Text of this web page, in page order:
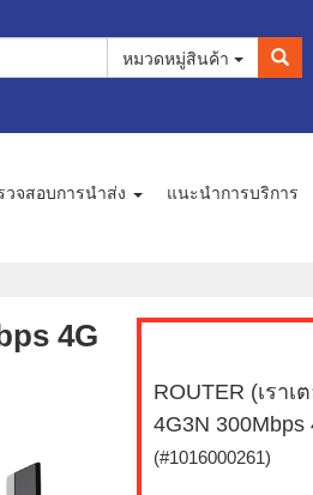
หมวดหมู่สินค้า
วจสอบการนำส่ง แนะนำการบริการ
4G
ROUTER (เราเ
4G3N 300Mbps
(#1016000261)